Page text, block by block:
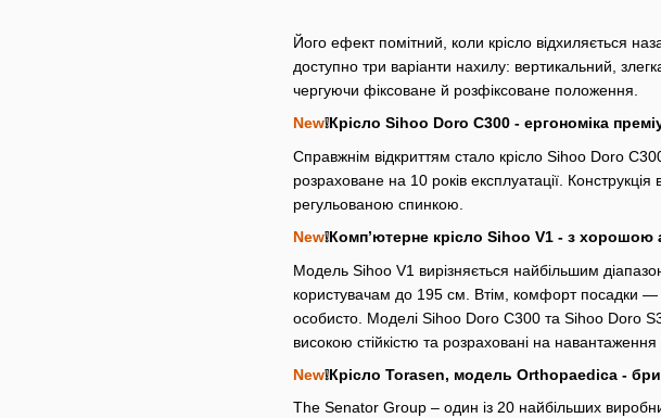
Його ефект помітний, коли крісло відхиляється
доступно три варіанти нахилу: вертикальний,
чергуючи фіксоване й розфіксоване положення.
New❕Крісло Sihoo Doro C300 - ергономіка
Справжнім відкриттям стало крісло Sihoo Doro
розраховане на 10 років експлуатації.
регульованою спинкою.
New❕Компʼютерне крісло Sihoo V1 - з хорошою
Модель Sihoo V1 вирізняється найбільшим
користувачам до 195 см. Втім, комфорт посадки —
особисто. Моделі Sihoo Doro C300 та Sihoo Doro
високою стійкістю та розраховані на
New❕Крісло Torasen, модель Orthopaedica -
The Senator Group – один із 20 найбільших